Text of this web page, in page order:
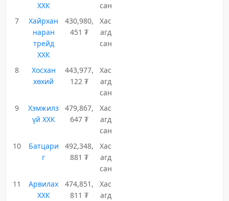
ХХК
сан
7
Хайрхан
наран
трейд
ХХК
430,980,
451 ₮
Хас
агд
сан
8
Хосхан
хөхий
443,977,
122 ₮
Хас
агд
сан
9
Хэмжилз
үй ХХК
479,867,
647 ₮
Хас
агд
сан
10
Батцари
г
492,348,
881 ₮
Хас
агд
сан
11
Арвилах
ХХК
474,851,
811 ₮
Хас
агд